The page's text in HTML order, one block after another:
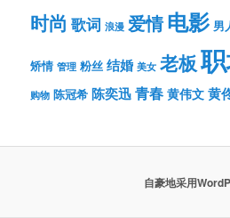
时尚 歌词 浪漫 爱情电影 男
矫情 管理 粉丝 结婚 美女 老板
购物 陈冠希 陈奕迅 青春 黄伟文 黄
自豪地采用